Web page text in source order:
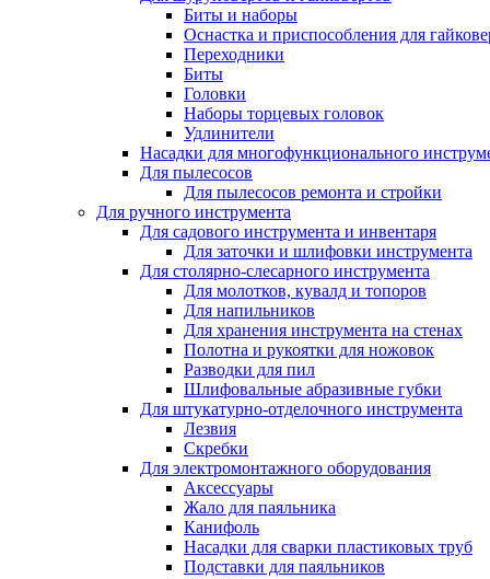
Биты и наборы
Оснастка и приспособления для
Переходники
Биты
Головки
Наборы торцевых головок
Удлинители
Насадки для многофункционального
Для пылесосов
Для пылесосов ремонта и стройки
Для ручного инструмента
Для садового инструмента и инвентаря
Для заточки и шлифовки инструмента
Для столярно-слесарного инструмента
Для молотков, кувалд и топоров
Для напильников
Для хранения инструмента на стенах
Полотна и рукоятки для ножовок
Разводки для пил
Шлифовальные абразивные губки
Для штукатурно-отделочного инструмента
Лезвия
Скребки
Для электромонтажного оборудования
Аксессуары
Жало для паяльника
Канифоль
Насадки для сварки пластиковых труб
Подставки для паяльников